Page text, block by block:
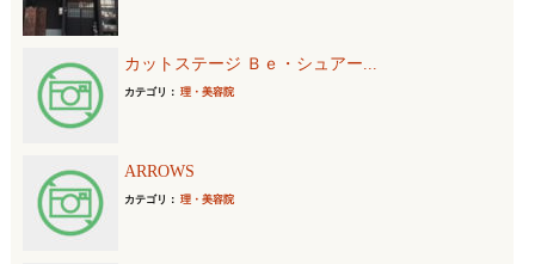
カットステージ Ｂｅ・シュアー...
カテゴリ： 理・美容院
ARROWS
カテゴリ： 理・美容院